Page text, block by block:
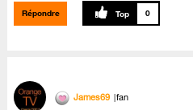
Répondre 0
James69 fan